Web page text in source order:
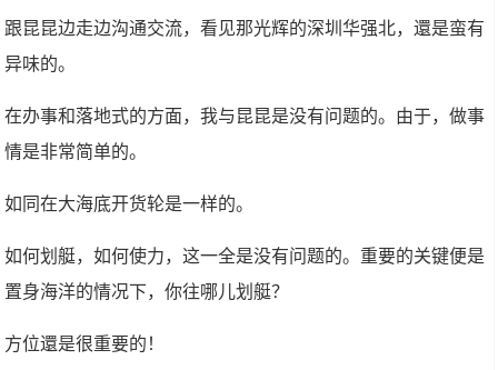
跟昆昆边走边沟通交流，看见那光辉的深圳华强北，還是蛮有
异味的。
在办事和落地式的方面，我与昆昆是没有问题的。由于，做事
情是非常简单的。
如同在大海底开货轮是一样的。
如何划艇，如何使力，这一全是没有问题的。重要的关键便是
置身海洋的情况下，你往哪儿划艇？
方位還是很重要的！